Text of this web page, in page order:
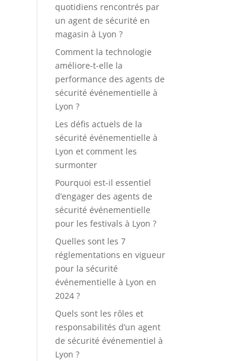
quotidiens rencontrés par
un agent de sécurité en
magasin à Lyon ?
Comment la technologie
améliore-t-elle la
performance des agents de
sécurité événementielle à
Lyon ?
Les défis actuels de la
sécurité événementielle à
Lyon et comment les
surmonter
Pourquoi est-il essentiel
d’engager des agents de
sécurité événementielle
pour les festivals à Lyon ?
Quelles sont les 7
réglementations en vigueur
pour la sécurité
événementielle à Lyon en
2024 ?
Quels sont les rôles et
responsabilités d’un agent
de sécurité événementiel à
Lyon ?